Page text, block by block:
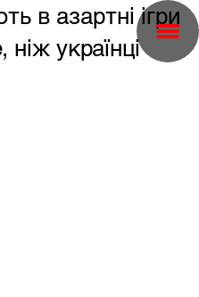
в азартні ігри
українці